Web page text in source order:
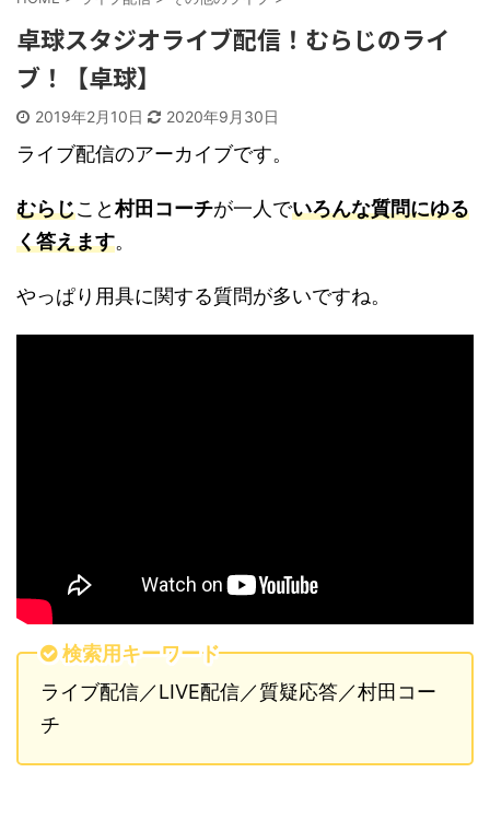
卓球スタジオライブ配信！むらじのライ
ブ！【卓球】
2019年2月10日 2020年9月30日
ライブ配信のアーカイブです。
むらじこと村田コーチが一人でいろんな質問にゆる
く答えます。
やっぱり用具に関する質問が多いですね。
検索用キーワード
ライブ配信／LIVE配信／質疑応答／村田コー
チ